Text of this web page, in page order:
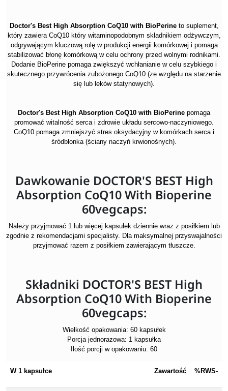
Doctor's Best High Absorption CoQ10 with BioPerine to suplement,
który zawiera CoQ10 który witaminopodobnym składnikiem odżywczym,
odgrywającym kluczową rolę w produkcji energii komórkowej i pomaga
stabilizować błonę komórkową w celu ochrony przed wolnymi rodnikami.
Dodanie BioPerine pomaga zwiększyć wchłanianie w celu szybkiego i
skutecznego przywrócenia zubożonego CoQ10 (ze względu na starzenie
się lub leków statynowych).
Doctor's Best High Absorption CoQ10 with BioPerine pomaga
promować witalność serca i zdrowie układu sercowo-naczyniowego.
CoQ10 pomaga zmniejszyć stres oksydacyjny w komórkach serca i
śródbłonka (ściany naczyń krwionośnych).
Dawkowanie DOCTOR'S BEST High
Absorption CoQ10 With Bioperine
60vegcaps:
Należy przyjmować 1 lub więcej kapsułek dziennie wraz z posiłkiem lub
zgodnie z rekomendacjami specjalisty. Dla maksymalnej przyswajalności
przyjmować razem z posiłkiem zawierającym tłuszcze.
Składniki DOCTOR'S BEST High
Absorption CoQ10 With Bioperine
60vegcaps:
Wielkość opakowania: 60 kapsułek
Porcja jednorazowa: 1 kapsułka
Ilość porcji w opakowaniu: 60
W 1 kapsułce Zawartość %RWS-